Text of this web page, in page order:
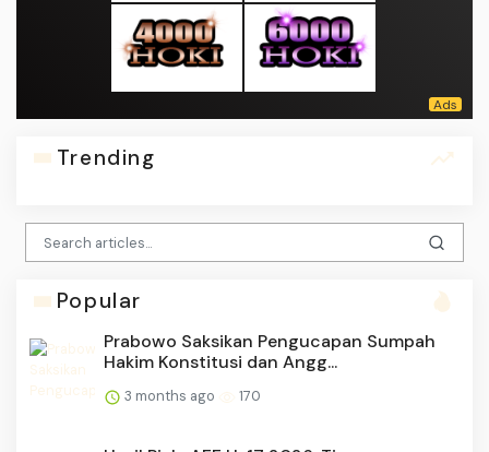
Trending
Popular
Prabowo Saksikan Pengucapan Sumpah
Hakim Konstitusi dan Angg...
3 months ago 170